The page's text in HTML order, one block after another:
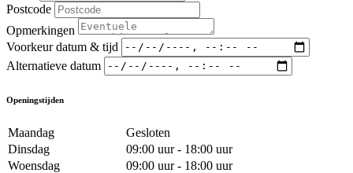
Postcode
Opmerkingen
Voorkeur datum & tijd
Alternatieve datum
Openingstijden
Maandag
Gesloten
Dinsdag
09:00 uur - 18:00 uur
Woensdag
09:00 uur - 18:00 uur